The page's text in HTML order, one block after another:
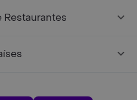
Restaurantes